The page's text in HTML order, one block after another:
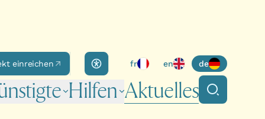
Hilfen Aktuelles Suche
einreichen Accessibility panel
fr en de